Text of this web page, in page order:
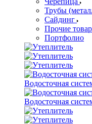
Трубы
Сайдинг
Прочие
Портфолио
Водосточная
Водосточная